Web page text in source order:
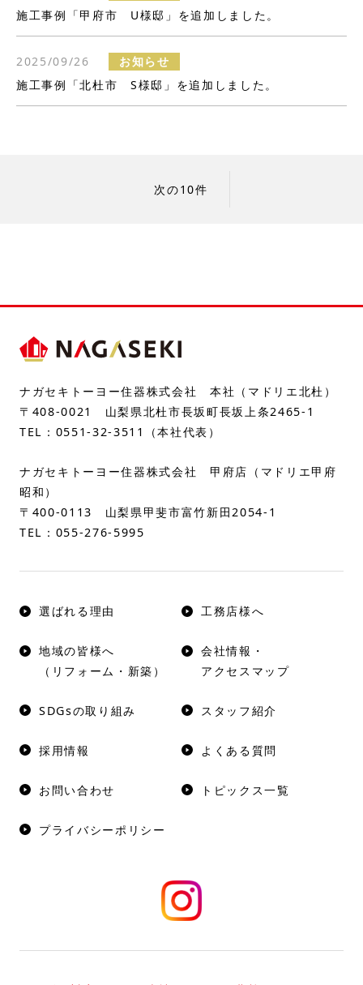
施工事例「甲府市 U様邸」を追加しました。
2025/09/26
お知らせ
施工事例「北杜市 S様邸」を追加しました。
次の10件
ナガセキトーヨー住器株式会社 本社（マドリエ北杜）
〒408-0021 山梨県北杜市長坂町長坂上条2465-1
TEL： 0551-32-3511 （本社代表）
ナガセキトーヨー住器株式会社 甲府店（マドリエ甲府
昭和）
〒400-0113 山梨県甲斐市富竹新田2054-1
TEL： 055-276-5995
選ばれる理由 工務店様へ
地域の皆様へ
（リフォーム・新築）
会社情報・
アクセスマップ
SDGsの取り組み スタッフ紹介
採用情報 よくある質問
お問い合わせ トピックス一覧
プライバシーポリシー